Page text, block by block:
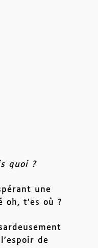
quoi ?
une
oh, t’es où ?
de